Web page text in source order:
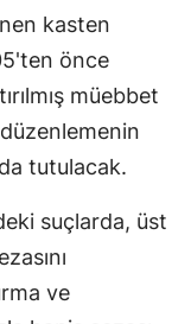
kasten
önce
müebbet
tutulacak.
suçlarda, üst
ve